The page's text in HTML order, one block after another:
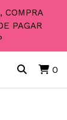
COMPRA
PAGAR
0